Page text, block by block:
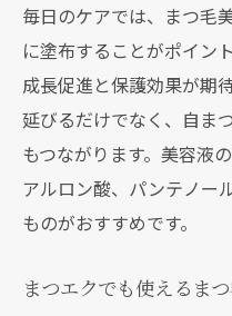
毎日のケアでは、まつ毛
に塗布することがポイン
成長促進と保護効果が期
延びるだけでなく、自ま
もつながります。美容液
アルロン酸、パンテノー
ものがおすすめです。
まつエクでも使えるま